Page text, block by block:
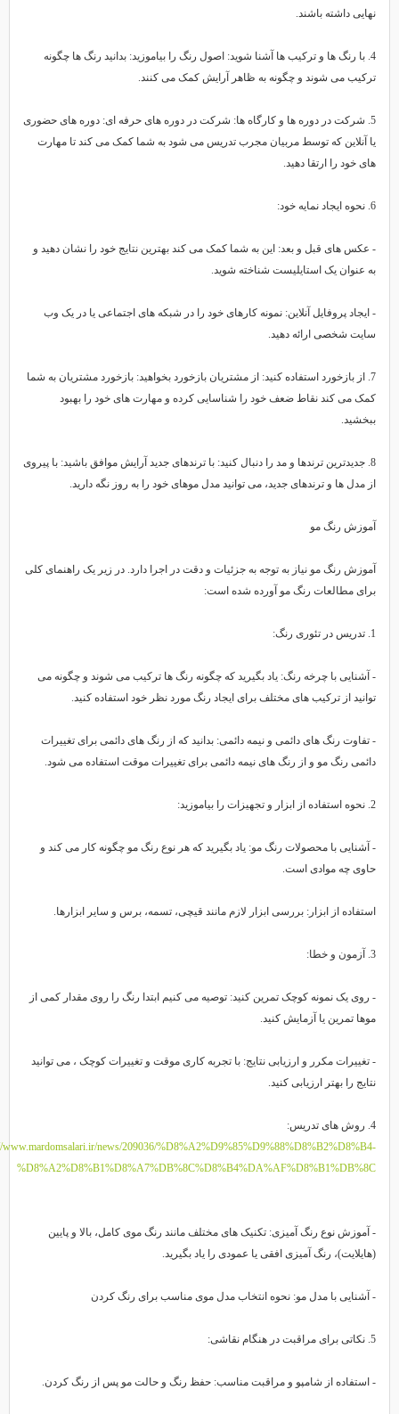
داشته باشند.
4. با رنگ ها و ترکیب ها آشنا شوید: اصول رنگ را بیاموزید: بدانید رنگ ها چگونه
می شوند و چگونه به ظاهر آرایش کمک می کنند.
5. شرکت در دوره ها و کارگاه ها: شرکت در دوره های حرفه ای: دوره های حضوری
آنلاین که توسط مربیان مجرب تدریس می شود به شما کمک می کند تا مهارت
خود را ارتقا دهید.
عکس های قبل و بعد: این به شما کمک می کند بهترین نتایج خود را نشان دهید و
عنوان یک استایلیست شناخته شوید.
ایجاد پروفایل آنلاین: نمونه کارهای خود را در شبکه های اجتماعی یا در یک وب
شخصی ارائه دهید.
7. از بازخورد استفاده کنید: از مشتریان بازخورد بخواهید: بازخورد مشتریان به شما
می کند نقاط ضعف خود را شناسایی کرده و مهارت های خود را بهبود
8. جدیدترین ترندها و مد را دنبال کنید: با ترندهای جدید آرایش موافق باشید: با پیروی
مدل ها و ترندهای جدید، می توانید مدل موهای خود را به روز نگه دارید.
رنگ مو
رنگ مو نیاز به توجه به جزئیات و دقت در اجرا دارد. در زیر یک راهنمای کلی
مطالعات رنگ مو آورده شده است:
آشنایی با چرخه رنگ: یاد بگیرید که چگونه رنگ ها ترکیب می شوند و چگونه می
از ترکیب های مختلف برای ایجاد رنگ مورد نظر خود استفاده کنید.
تفاوت رنگ های دائمی و نیمه دائمی: بدانید که از رنگ های دائمی برای تغییرات
رنگ مو و از رنگ های نیمه دائمی برای تغییرات موقت استفاده می شود.
آشنایی با محصولات رنگ مو: یاد بگیرید که هر نوع رنگ مو چگونه کار می کند و
چه موادی است.
از ابزار: بررسی ابزار لازم مانند قیچی، تسمه، برس و سایر ابزارها.
روی یک نمونه کوچک تمرین کنید: توصیه می کنیم ابتدا رنگ را روی مقدار کمی از
تمرین یا آزمایش کنید.
تغییرات مکرر و ارزیابی نتایج: با تجربه کاری موقت و تغییرات کوچک ، می توانید
را بهتر ارزیابی کنید.
https://www.mardomsalari.ir/news/209036/
آموزش نوع رنگ آمیزی: تکنیک های مختلف مانند رنگ موی کامل، بالا و پایین
رنگ آمیزی افقی یا عمودی را یاد بگیرید.
آشنایی با مدل مو: نحوه انتخاب مدل موی مناسب برای رنگ کردن
استفاده از شامپو و مراقبت مناسب: حفظ رنگ و حالت مو پس از رنگ کردن.